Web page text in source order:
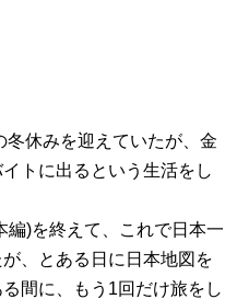
休みを迎えていたが、金
トに出るという生活をし
編)を終えて、これで日本一
、とある日に日本地図を
間に、もう1回だけ旅をし